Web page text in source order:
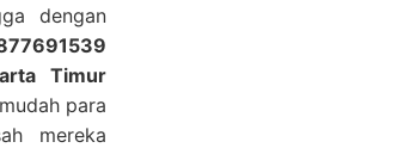
dengan
Timur
para
mereka